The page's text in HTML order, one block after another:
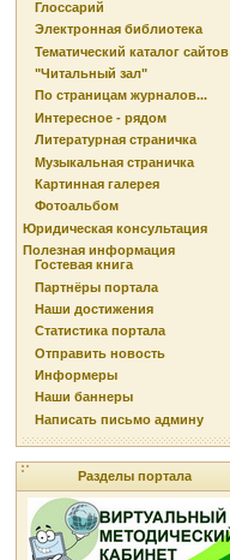
Глоссарий
Электронная библиотека
Тематический каталог сайтов
"Читальный зал"
По страницам журналов...
Интересное - рядом
Литературная страничка
Музыкальная страничка
Картинная галерея
Фотоальбом
Юридическая консультация
Полезная информация
Гостевая книга
Партнёры портала
Наши достижения
Статистика портала
Отправить новость
Информеры
Наши баннеры
Написать письмо админу
Разделы портала